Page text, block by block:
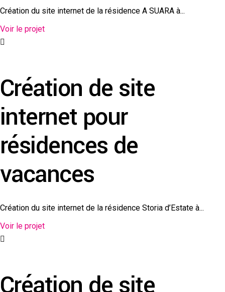
Création du site internet de la résidence A SUARA à...
Voir le projet
Création de site
internet pour
résidences de
vacances
Création du site internet de la résidence Storia d’Estate à...
Voir le projet